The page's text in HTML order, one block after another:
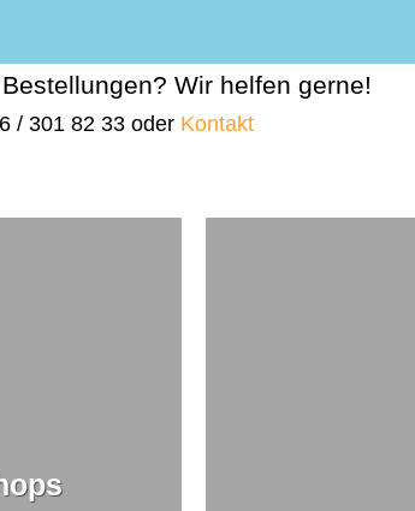
Wir helfen gerne!
/ 301 82 33 oder Kontakt